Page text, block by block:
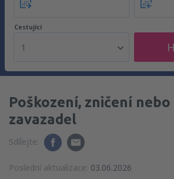
Cestující
1
Poškození, zničení
zavazadel
Sdílejte:
Poslední aktualizace: 03.06.2026